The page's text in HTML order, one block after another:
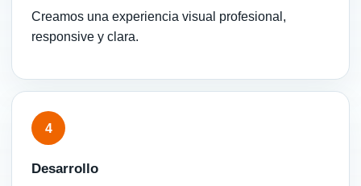
Creamos una experiencia visual profesional,
responsive y clara.
4
Desarrollo